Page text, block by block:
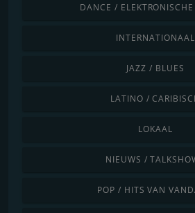
DANCE /
INTERNATIONAAL
JAZZ / BLUES
LATINO /
LOKAAL
NIEUWS /
POP / HITS VAN